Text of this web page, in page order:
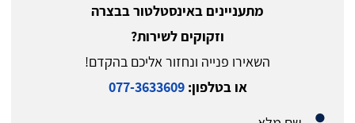
מתעניינים באינסטלטור בבצרה
וזקוקים לשירות?
השאירו פנייה ונחזור אליכם בהקדם!
או בטלפון:077-3633609